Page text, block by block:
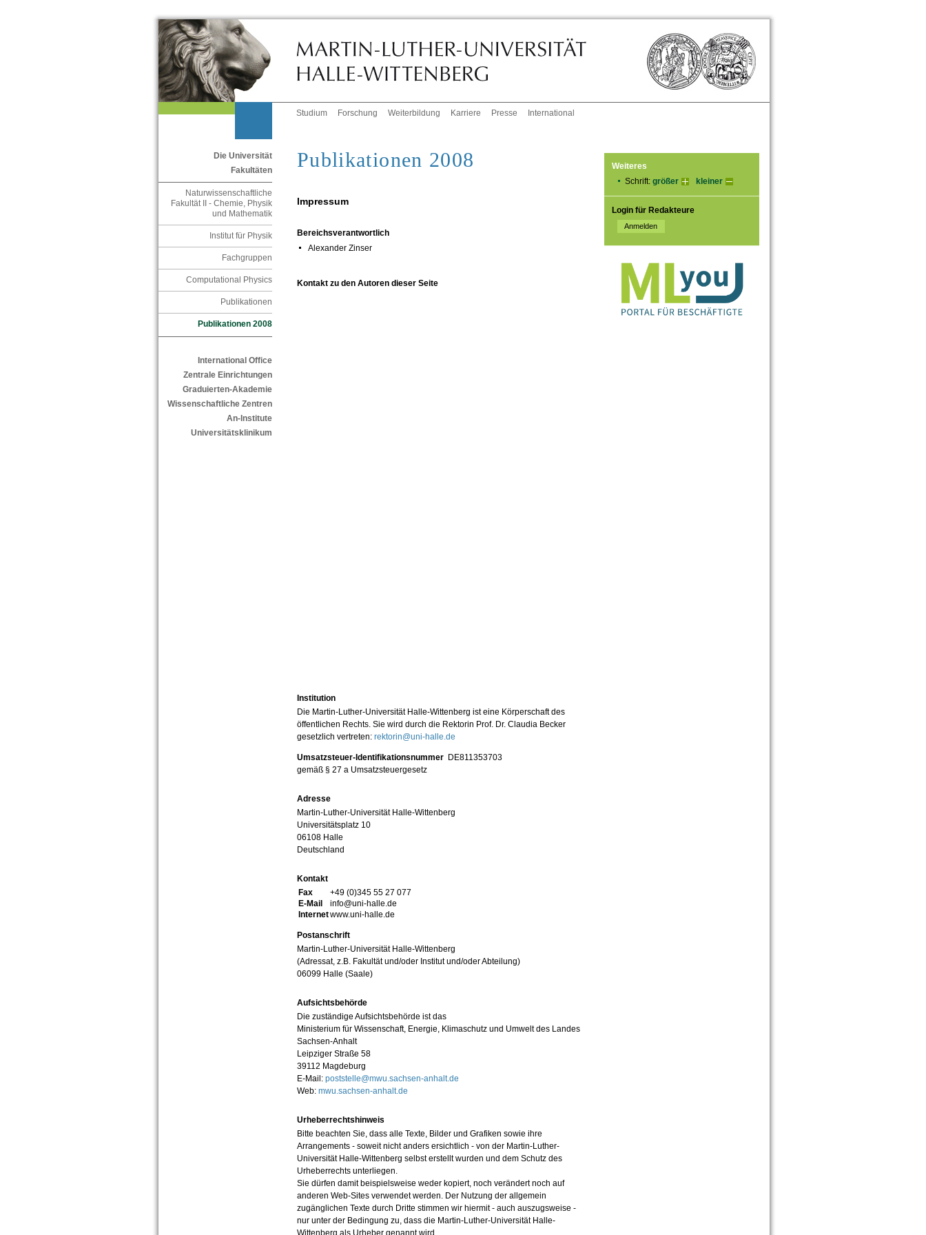
Studium Forschung Weiterbildung Karriere Presse International
Die Universität
Fakultäten
Naturwissenschaftliche
Fakultät II - Chemie, Physik
und Mathematik
Institut für Physik
Fachgruppen
Computational Physics
Publikationen
Publikationen 2008
International Office
Zentrale Einrichtungen
Graduierten-Akademie
Wissenschaftliche Zentren
An-Institute
Universitätsklinikum
Weiteres
Schrift: größer kleiner
Login für Redakteure
Publikationen 2008
Impressum
Bereichsverantwortlich
Alexander Zinser
Kontakt zu den Autoren dieser Seite
Institution
Die Martin-Luther-Universität Halle-Wittenberg ist eine Körperschaft des
öffentlichen Rechts. Sie wird durch die Rektorin Prof. Dr. Claudia Becker
gesetzlich vertreten: rektorin@uni-halle.de
Umsatzsteuer-Identifikationsnummer DE811353703
gemäß § 27 a Umsatzsteuergesetz
Adresse
Martin-Luther-Universität Halle-Wittenberg
Universitätsplatz 10
06108 Halle
Deutschland
Kontakt
Fax
+49 (0)345 55 27 077
E-Mail
info@uni-halle.de
Internetwww.uni-halle.de
Postanschrift
Martin-Luther-Universität Halle-Wittenberg
(Adressat, z.B. Fakultät und/oder Institut und/oder Abteilung)
06099 Halle (Saale)
Aufsichtsbehörde
Die zuständige Aufsichtsbehörde ist das
Ministerium für Wissenschaft, Energie, Klimaschutz und Umwelt des Landes
Sachsen-Anhalt
Leipziger Straße 58
39112 Magdeburg
E-Mail: poststelle@mwu.sachsen-anhalt.de
Web: mwu.sachsen-anhalt.de
Urheberrechtshinweis
Bitte beachten Sie, dass alle Texte, Bilder und Grafiken sowie ihre
Arrangements - soweit nicht anders ersichtlich - von der Martin-Luther-
Universität Halle-Wittenberg selbst erstellt wurden und dem Schutz des
Urheberrechts unterliegen.
Sie dürfen damit beispielsweise weder kopiert, noch verändert noch auf
anderen Web-Sites verwendet werden. Der Nutzung der allgemein
zugänglichen Texte durch Dritte stimmen wir hiermit - auch auszugsweise -
nur unter der Bedingung zu, dass die Martin-Luther-Universität Halle-